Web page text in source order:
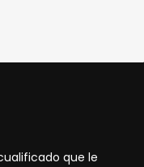
que le